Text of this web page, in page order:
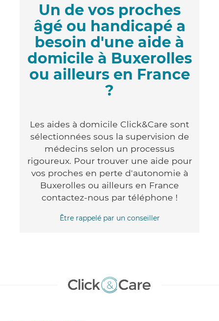
Un de vos proches
âgé ou handicapé a
besoin d'une aide à
domicile à Buxerolles
ou ailleurs en France
?
Les aides à domicile Click&Care sont
sélectionnées sous la supervision de
médecins selon un processus
rigoureux. Pour trouver une aide pour
vos proches en perte d'autonomie à
Buxerolles ou ailleurs en France
contactez-nous par téléphone !
Être rappelé par un conseiller